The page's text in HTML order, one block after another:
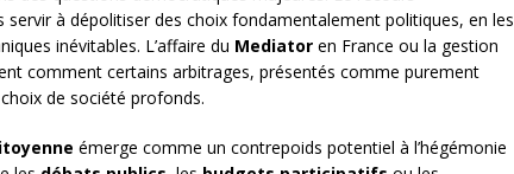
servir à dépolitiser des choix fondamentalement politiques, en les
inévitables. L’affaire du Mediator en France ou la gestion
comment certains arbitrages, présentés comme purement
de société profonds.
émerge comme un contrepoids potentiel à l’hégémonie